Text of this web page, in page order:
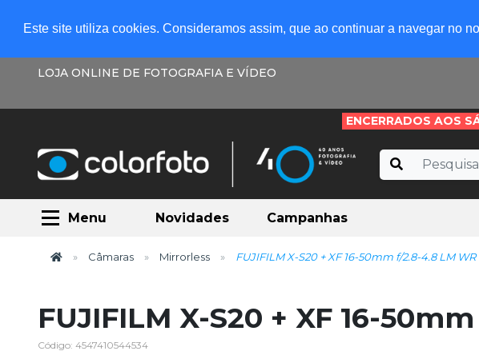
Este site utiliza cookies. Consideramos assim, que ao continuar a navegar no
LOJA ONLINE DE FOTOGRAFIA E VÍDEO
ENCERRADOS AOS
Menu Novidades Campanhas
Câmaras Mirrorless FUJIFILM X-S20 + XF 16-50mm f/2.8-4.8 LM WR
FUJIFILM X-S20 + XF 16-
Código: 4547410544534